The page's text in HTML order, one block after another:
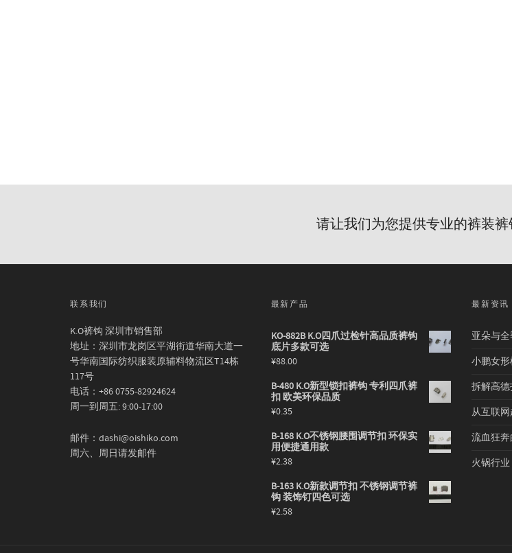
请让我们为您提供专业的裤装
联系我们
K.O裤钩 深圳市销售部
地址：深圳市龙岗区平湖街道华南大道一
号华南国际纺织服装原辅料物流区T14栋
117号
电话：+86 0755-82924624
周一到周五: 9:00-17:00
邮件：dashi@oishiko.com
周六、周日请发邮件
最新产品
KO-882B K.O四爪过检针高品质裤钩
底片多款可选
¥88.00
B-480 K.O新型锁扣裤钩 专利四爪裤
扣 欧美环保品质
¥0.35
B-168 K.O不锈钢腰围调节扣 环保实
用便捷通用款
¥2.38
B-163 K.O新款调节扣 不锈钢调节裤
钩 装饰钉四色可选
¥2.58
最新资讯
亚朵与
小鹏女
拆解高德
从互联
流血狂
火锅行